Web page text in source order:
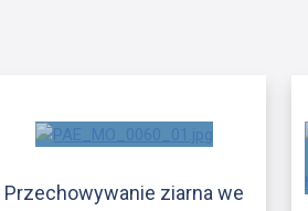
Przechowywanie ziarna we